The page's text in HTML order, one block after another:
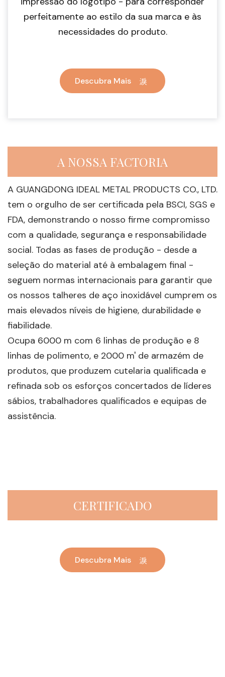
perfeitamente ao estilo da sua marca e às
necessidades do produto.
Descubra Mais
A NOSSA FACTORIA
A GUANGDONG IDEAL METAL PRODUCTS CO., LTD.
tem o orgulho de ser certificada pela BSCI, SGS e
FDA, demonstrando o nosso firme compromisso
com a qualidade, segurança e responsabilidade
social. Todas as fases de produção - desde a
seleção do material até à embalagem final -
seguem normas internacionais para garantir que
os nossos talheres de aço inoxidável cumprem os
mais elevados níveis de higiene, durabilidade e
fiabilidade.
Ocupa 6000 m com 6 linhas de produção e 8
linhas de polimento, e 2000 m' de armazém de
produtos, que produzem cutelaria qualificada e
refinada sob os esforços concertados de líderes
sábios, trabalhadores qualificados e equipas de
assistência.
CERTIFICADO
Descubra Mais